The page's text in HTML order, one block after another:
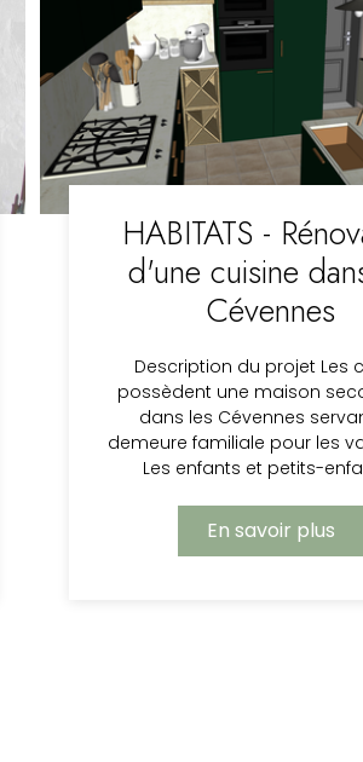
HABITATS -
d'une cuisine
Cévennes
Description du projet Les
possèdent une maison
dans les Cévennes
demeure familiale pour les
Les enfants et petits-
En savoir plus